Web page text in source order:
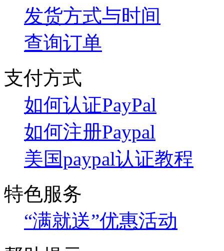
发货方式与时间
查询订单
支付方式
如何认证PayPal
如何注册Paypal
美国paypal认证教程
特色服务
“满就送”优惠活动